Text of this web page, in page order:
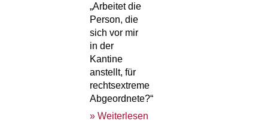
„Arbeitet die
Person, die
sich vor mir
in der
Kantine
anstellt, für
rechtsextreme
Abgeordnete?“
» Weiterlesen